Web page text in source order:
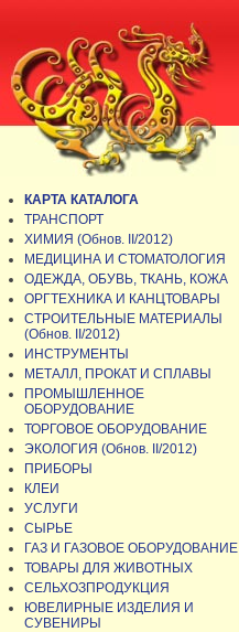
КАРТА КАТАЛОГА
ТРАНСПОРТ
ХИМИЯ (Обнов. II/2012)
МЕДИЦИНА И СТОМАТОЛОГИЯ
ОДЕЖДА, ОБУВЬ, ТКАНЬ, КОЖА
ОРГТЕХНИКА И КАНЦТОВАРЫ
СТРОИТЕЛЬНЫЕ МАТЕРИАЛЫ
(Обнов. II/2012)
ИНСТРУМЕНТЫ
МЕТАЛЛ, ПРОКАТ И СПЛАВЫ
ПРОМЫШЛЕННОЕ
ОБОРУДОВАНИЕ
ТОРГОВОЕ ОБОРУДОВАНИЕ
ЭКОЛОГИЯ (Обнов. II/2012)
ПРИБОРЫ
КЛЕИ
УСЛУГИ
СЫРЬЕ
ГАЗ И ГАЗОВОЕ ОБОРУДОВАНИЕ
ТОВАРЫ ДЛЯ ЖИВОТНЫХ
СЕЛЬХОЗПРОДУКЦИЯ
ЮВЕЛИРНЫЕ ИЗДЕЛИЯ И
СУВЕНИРЫ